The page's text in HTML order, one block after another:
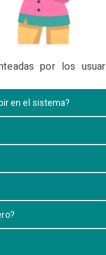
por los
en el sistema?